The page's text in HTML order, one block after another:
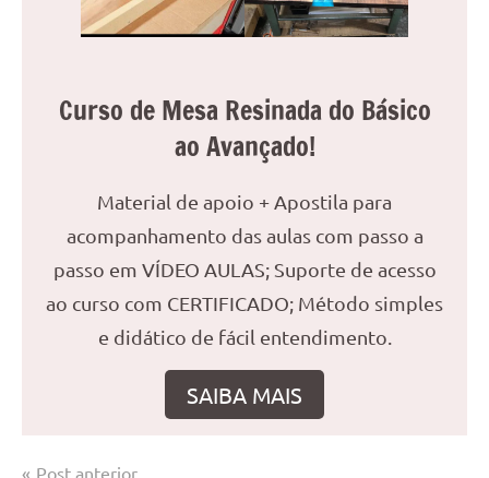
Curso de Mesa Resinada do Básico
ao Avançado!
Material de apoio + Apostila para
acompanhamento das aulas com passo a
passo em VÍDEO AULAS; Suporte de acesso
ao curso com CERTIFICADO; Método simples
e didático de fácil entendimento.
SAIBA MAIS
Post anterior